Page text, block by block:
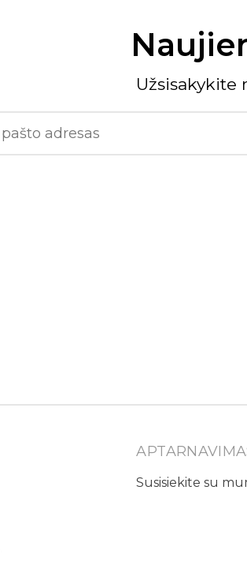
Užsisakykite
Susisiekite su